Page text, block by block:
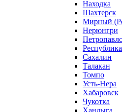
Находка
Шахтерск
Мирный
Нерюнгри
Сахалин
Талакан
Томпо
Усть-Нера
Хабаровск
Чукотка
Хандыга